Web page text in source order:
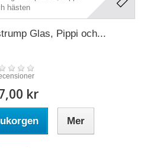
Glas, Pippi och...
kr
Mer